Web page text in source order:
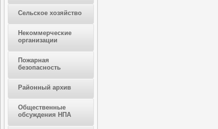
Сельское хозяйство
Некоммерческие
организации
Пожарная
безопасность
Районный архив
Общественные
обсуждения НПА